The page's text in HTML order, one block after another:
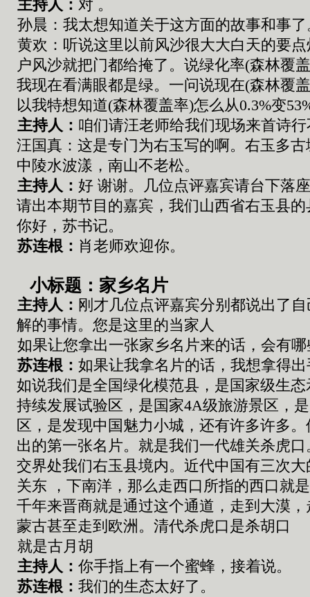
主持人： 对 。
孙晨 ： 我太想知道关于这方面的故事和事了
黄欢 ： 听说这里 以前风沙很大大白天的要点
户风沙就把门都给掩了 。说绿化率(森林覆
我现在看满眼都是绿。 一问说现在(森林覆
以我特想知道(森林覆盖率)怎么从0.3%变
主持人： 咱们请汪老师给我们现场来首诗行
汪国真 ：这是专门为右玉写的啊。右玉多古
中 陵水波漾，南山不老松。
主持人： 好谢谢。 几位点评嘉宾请台下落座
请出本期节目的嘉宾 ，我们山西省右玉县的
你好 ，苏书记。
苏连根 ： 肖老师欢迎你。
小标题：家乡名片
主持人： 刚才几位点评嘉宾分别 都说出 了自
解的事情。您是这里的当家人
如果让您拿出一张家乡名片来的话， 会有
苏连根 ： 如果让我拿名片的话， 我想拿得出
如说我们是全国绿化模范县 ， 是国家级生态
持续发展试验区 ，是 国家4A级旅游景区 ，
区 ， 是发现中国魅力小城 ，还有许多许多。
出的第一张名片。就是我们一代雄关杀虎口
交界处我们右玉县境内。近代中国有三次
关东 ，下南洋 ， 那么走西口所指的西口就
千年来晋商就是通过这个通道 ， 走到大漠 ，
蒙古甚至走到欧洲 。清代杀虎口是杀胡口
就是古月胡
主持人： 你手指上有一个蜜蜂，接着说。
苏连根 ： 我们的生态太好了。